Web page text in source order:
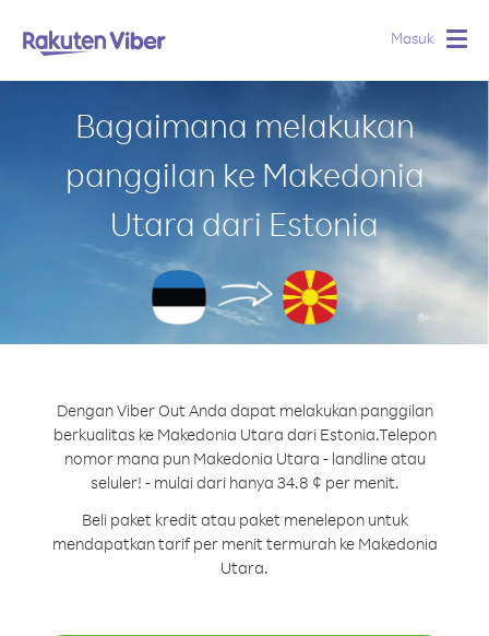
Masuk
Bagaimana melakukan
panggilan ke Makedonia
Utara dari Estonia
Dengan Viber Out Anda dapat melakukan panggilan
berkualitas ke Makedonia Utara dari Estonia.Telepon
nomor mana pun Makedonia Utara - landline atau
seluler! - mulai dari hanya 34.8 ¢ per menit.
Beli paket kredit atau paket menelepon untuk
mendapatkan tarif per menit termurah ke Makedonia
Utara.